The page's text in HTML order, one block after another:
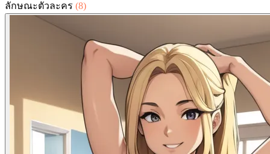
ลักษณะตัวละคร (8)